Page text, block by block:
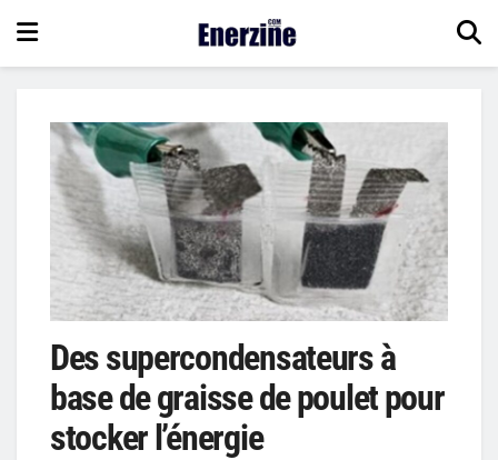
Des supercondensateurs à
base de graisse de poulet pour
stocker l’énergie